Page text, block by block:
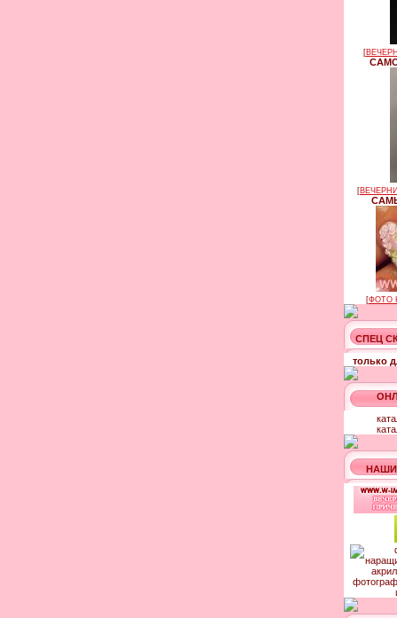
[
[
[ФОТО
СПЕЦ
только